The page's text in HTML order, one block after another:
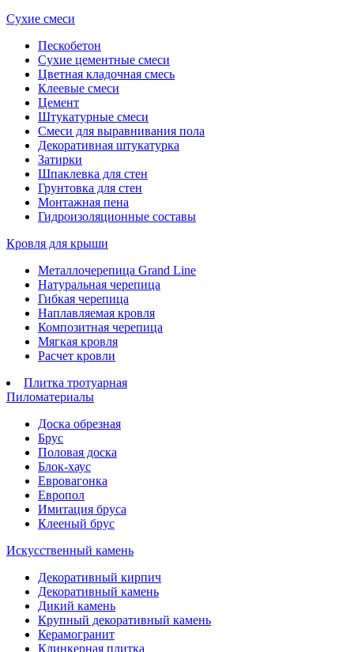
Сухие смеси
Пескобетон
Сухие цементные смеси
Цветная кладочная смесь
Клеевые смеси
Цемент
Штукатурные смеси
Смеси для выравнивания пола
Декоративная штукатурка
Затирки
Шпаклевка для стен
Грунтовка для стен
Монтажная пена
Гидроизоляционные составы
Кровля для крыши
Металлочерепица Grand Line
Натуральная черепица
Гибкая черепица
Наплавляемая кровля
Композитная черепица
Мягкая кровля
Расчет кровли
Плитка тротуарная
Пиломатериалы
Доска обрезная
Брус
Половая доска
Блок-хаус
Евровагонка
Европол
Имитация бруса
Клееный брус
Искусственный камень
Декоративный кирпич
Декоративный камень
Дикий камень
Крупный декоративный камень
Керамогранит
Клинкерная плитка